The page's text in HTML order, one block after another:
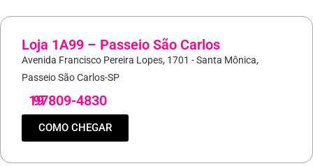
Loja 1A99 – Passeio São Carlos
Avenida Francisco Pereira Lopes, 1701 - Santa Mônica,
Passeio São Carlos-SP
19
97809-4830
COMO CHEGAR